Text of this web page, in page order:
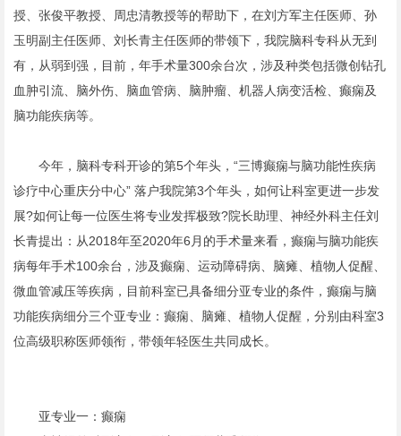
授、张俊平教授、周忠清教授等的帮助下，在刘方军主任医师、孙
玉明副主任医师、刘长青主任医师的带领下，我院脑科专科从无到
有，从弱到强，目前，年手术量300余台次，涉及种类包括微创钻孔
血肿引流、脑外伤、脑血管病、脑肿瘤、机器人病变活检、癫痫及
脑功能疾病等。
今年，脑科专科开诊的第5个年头，“三博癫痫与脑功能性疾病
诊疗中心重庆分中心” 落户我院第3个年头，如何让科室更进一步发
展?如何让每一位医生将专业发挥极致?院长助理、神经外科主任刘
长青提出：从2018年至2020年6月的手术量来看，癫痫与脑功能疾
病每年手术100余台，涉及癫痫、运动障碍病、脑瘫、植物人促醒、
微血管减压等疾病，目前科室已具备细分亚专业的条件，癫痫与脑
功能疾病细分三个亚专业：癫痫、脑瘫、植物人促醒，分别由科室3
位高级职称医师领衔，带领年轻医生共同成长。
亚专业一：癫痫